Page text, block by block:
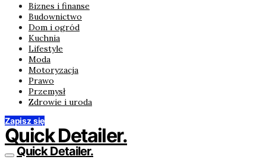
Biznes i finanse
Budownictwo
Dom i ogród
Kuchnia
Lifestyle
Moda
Motoryzacja
Prawo
Przemysł
Zdrowie i uroda
Zapisz się
Quick Detailer.
Quick Detailer.